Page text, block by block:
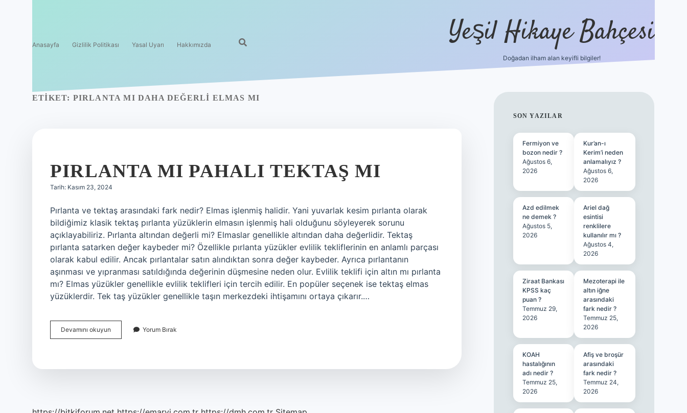
Anasayfa Gizlilik Politikası Yasal Uyarı Hakkımızda Yeşil Hikaye Bahçesi
Doğadan ilham alan keyifli bilgiler!
ETIKET: PIRLANTA MI DAHA DEĞERLI ELMAS MI
PIRLANTA MI PAHALI TEKTAŞ MI
Tarih: Kasım 23, 2024
Pırlanta ve tektaş arasındaki fark nedir? Elmas işlenmiş halidir. Yani yuvarlak kesim pırlanta olarak
bildiğimiz klasik tektaş pırlanta yüzüklerin elmasın işlenmiş hali olduğunu söyleyerek sorunu
açıklayabiliriz. Pırlanta altından değerli mi? Elmaslar genellikle altından daha değerlidir. Tektaş
pırlanta satarken değer kaybeder mi? Özellikle pırlanta yüzükler evlilik tekliflerinin en anlamlı parçası
olarak kabul edilir. Ancak pırlantalar satın alındıktan sonra değer kaybeder. Ayrıca pırlantanın
aşınması ve yıpranması satıldığında değerinin düşmesine neden olur. Evlilik teklifi için altın mı pırlanta
mı? Elmas yüzükler genellikle evlilik teklifleri için tercih edilir. En popüler seçenek ise tektaş elmas
yüzüklerdir. Tek taş yüzükler genellikle taşın merkezdeki ihtişamını ortaya çıkarır.…
Devamını okuyun
Mı
Yorum Bırak
SIDEBAR
SON YAZILAR
Fermiyon ve
bozon nedir ?
Ağustos 6,
2026
Kur’an-ı
Kerim’i neden
anlamalıyız ?
Ağustos 6,
2026
Azd edilmek
ne demek ?
Ağustos 5,
2026
Ariel dağ
esintisi
renklilere
kullanılır mı ?
Ağustos 4,
2026
Ziraat Bankası
KPSS kaç
puan ?
Temmuz 29,
2026
Mezoterapi ile
altın iğne
arasındaki
fark nedir ?
Temmuz 25,
2026
KOAH
hastalığının
adı nedir ?
Temmuz 25,
2026
Afiş ve broşür
arasındaki
fark nedir ?
Temmuz 24,
2026
ilbet güncel giriş adresiilbet